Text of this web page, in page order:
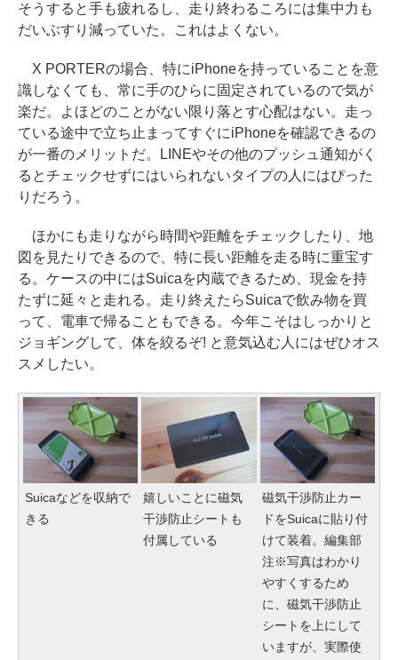
そうすると手も疲れるし、走り終わるころには集中力も
だいぶすり減っていた。これはよくない。
X PORTERの場合、特にiPhoneを持っていることを意
識しなくても、常に手のひらに固定されているので気が
楽だ。よほどのことがない限り落とす心配はない。走っ
ている途中で立ち止まってすぐにiPhoneを確認できるの
が一番のメリットだ。LINEやその他のプッシュ通知がく
るとチェックせずにはいられないタイプの人にはぴった
りだろう。
ほかにも走りながら時間や距離をチェックしたり、地
図を見たりできるので、特に長い距離を走る時に重宝す
る。ケースの中にはSuicaを内蔵できるため、現金を持
たずに延々と走れる。走り終えたらSuicaで飲み物を買
って、電車で帰ることもできる。今年こそはしっかりと
ジョギングして、体を絞るぞ! と意気込む人にはぜひオス
スメしたい。
Suicaなどを収納で
きる
嬉しいことに磁気
干渉防止シートも
付属している
磁気干渉防止カー
ドをSuicaに貼り付
けて装着。編集部
注※写真はわかり
やすくするため
に、磁気干渉防止
シートを上にして
いますが、実際使